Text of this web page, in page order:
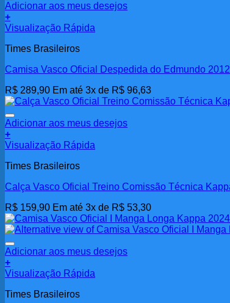
Adicionar aos meus desejos
+
Visualização Rápida
Times Brasileiros
Camisa Vasco Oficial Despedida do Edmundo
R$ 289,90 Em até 3x de R$ 96,63
Adicionar aos meus desejos
+
Visualização Rápida
Times Brasileiros
Calça Vasco Oficial Treino Comissão Técnica
R$ 159,90 Em até 3x de R$ 53,30
Adicionar aos meus desejos
+
Visualização Rápida
Times Brasileiros